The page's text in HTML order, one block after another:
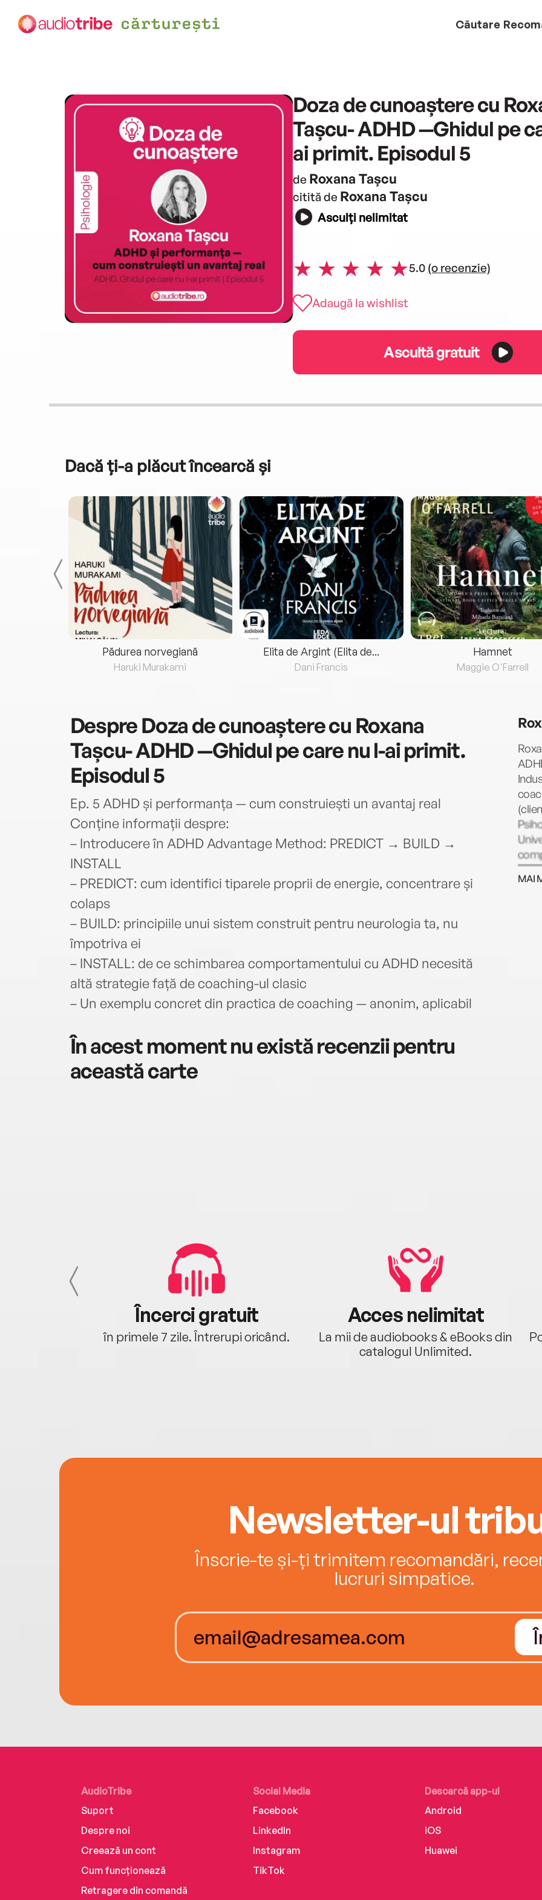
Căutare
Doza de cunoaștere cu
Tașcu- ADHD —Ghidul pe
ai primit. Episodul 5
de Roxana Tașcu
citită de Roxana Tașcu
Asculți nelimitat
5.0 (o recenzie)
Adaugă la wishlist
Ascultă gratuit
Dacă ți-a plăcut încearcă și
Pădurea norvegiană
Haruki Murakami
Elita de Argint (Elita de...
Dani Francis
Hamnet
Maggie O'Farrell
DespreDoza de cunoaștere cu Roxana
Tașcu- ADHD —Ghidul pe care nu l-ai primit.
Episodul 5
Ep. 5 ADHD și performanța — cum construiești un avantaj real
Conține informații despre:
– Introducere în ADHD Advantage Method: PREDICT → BUILD →
INSTALL
– PREDICT: cum identifici tiparele proprii de energie, concentrare și
colaps
– BUILD: principiile unui sistem construit pentru neurologia ta, nu
împotriva ei
– INSTALL: de ce schimbarea comportamentului cu ADHD necesită
altă strategie față de coaching-ul clasic
– Un exemplu concret din practica de coaching — anonim, aplicabil
În acest moment nu există recenzii pentru
această carte
MAI
Încerci gratuit
în primele 7 zile. Întrerupi oricând.
Acces nelimitat
La mii de audiobooks & eBooks din
catalogul Unlimited.
Newsletter-ul
Înscrie-te și-ți trimitem recomandări,
lucruri simpatice.
AudioTribe
Suport
Despre noi
Creează un cont
Cum funcționează
Retragere din comandă
Social Media
Facebook
LinkedIn
Instagram
TikTok
Descarcă app-ul
Android
iOS
Huawei